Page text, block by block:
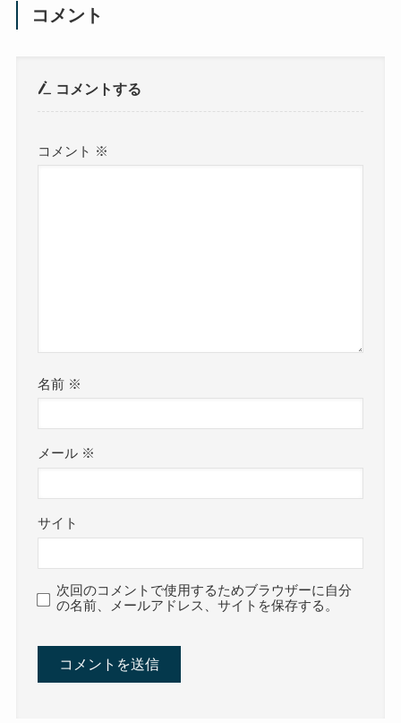
コメント
コメントする
コメント ※
名前 ※
メール ※
サイト
次回のコメントで使用するためブラウザーに自分
の名前、メールアドレス、サイトを保存する。